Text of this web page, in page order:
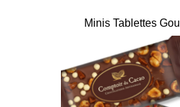
Minis Tablettes